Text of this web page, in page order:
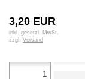
3,20 EUR
inkl. gesetzl. MwSt.
zzgl. Versand